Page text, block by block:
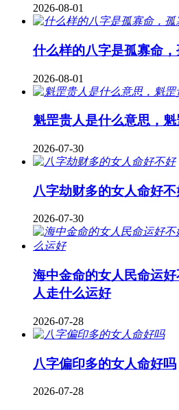
2026-08-01
什么样的八字是孤寡命
2026-08-01
魁罡贵人是什么意思，
2026-07-30
八字劫财多的女人命好不
2026-07-30
海中金命的女人民命运
人走什么运好
2026-07-28
八字偏印多的女人命好吗
2026-07-28